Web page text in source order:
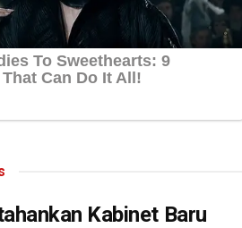
Kabinet Baru